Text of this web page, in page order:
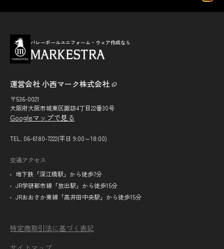
バレーボールユニフォーム・ウェア作成なら
運営会社 小西マーク株式会社
〒536-0021
大阪府大阪市城東区諏訪4丁目22番30号
Googleマップで見る
TEL. 06-6180-7222(平日 9:00～18:00)
交通アクセス
地下鉄「深江橋駅」から徒歩7分
JR学研都市線「放出駅」から徒歩15分
JRおおさか東線「高井田中央駅」から徒歩15分
特定商取引法に基づく表記